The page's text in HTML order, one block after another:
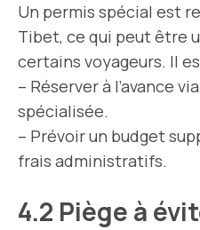
Un permis spécial est
Tibet, ce qui peut être
certains voyageurs. Il
– Réserver à l’avance
spécialisée.
– Prévoir un budget
frais administratifs.
4.2 Piège à